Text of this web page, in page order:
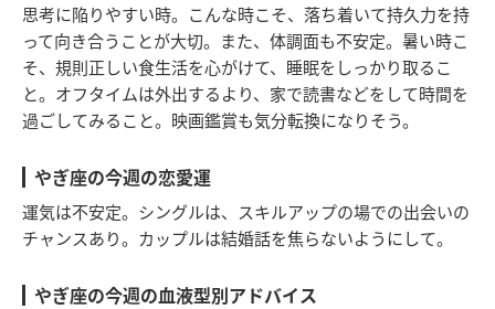
思考に陥りやすい時。こんな時こそ、落ち着いて持久力を持
って向き合うことが大切。また、体調面も不安定。暑い時こ
そ、規則正しい食生活を心がけて、睡眠をしっかり取るこ
と。オフタイムは外出するより、家で読書などをして時間を
過ごしてみること。映画鑑賞も気分転換になりそう。
やぎ座の今週の恋愛運
運気は不安定。シングルは、スキルアップの場での出会いの
チャンスあり。カップルは結婚話を焦らないようにして。
やぎ座の今週の血液型別アドバイス